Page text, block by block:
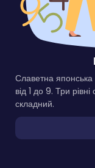
Славетна японська
від 1 до 9. Три
складний.